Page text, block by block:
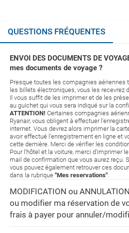
QUESTIONS FRÉQUENTES
ENVOI DES DOCUMENTS DE
mes documents de voyage ?
Presque toutes les compagnies aériennes
les billets électroniques, vous les recevrez
Il vous suffit de les imprimer et de les
au guichet qui vous sera indiqué sur la
ATTENTION! Certaines compagnies
Ryanair, vous obligent à effectuer
internet. Vous devrez alors imprimer la
avoir effectué l'enregistrement en ligne et
cette dernière. Merci de vérifier les
Pour l'hôtel et la voiture, merci d'imprimer
mail de confirmation que vous aurez reçu.
vous pouvez également retrouver ces
dans la rubrique "Mes reservations".
MODIFICATION ou
ou modifier ma réservation de
frais à payer pour annuler/